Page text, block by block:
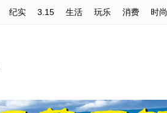
纪实 3.15 生活 玩乐 消费 时尚